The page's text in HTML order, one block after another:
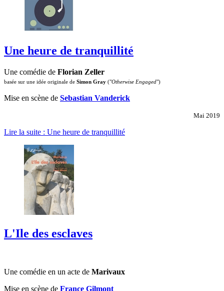
Une heure de tranquillité
Une comédie de Florian Zeller
basée sur une idée originale de Simon Gray ("Otherwise Engaged")
Mise en scène de Sebastian Vanderick
Mai 2019
Lire la suite : Une heure de tranquillité
L'Ile des esclaves
Une comédie en un acte de Marivaux
Mise en scène de France Gilmont